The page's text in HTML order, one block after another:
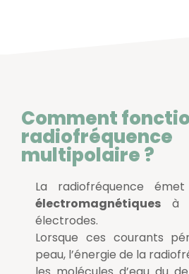
Comment
radiofréquence
multipolaire ?
La radiofréquence
électromagnétiques à
électrodes.
Lorsque ces courants
peau, l’énergie de la